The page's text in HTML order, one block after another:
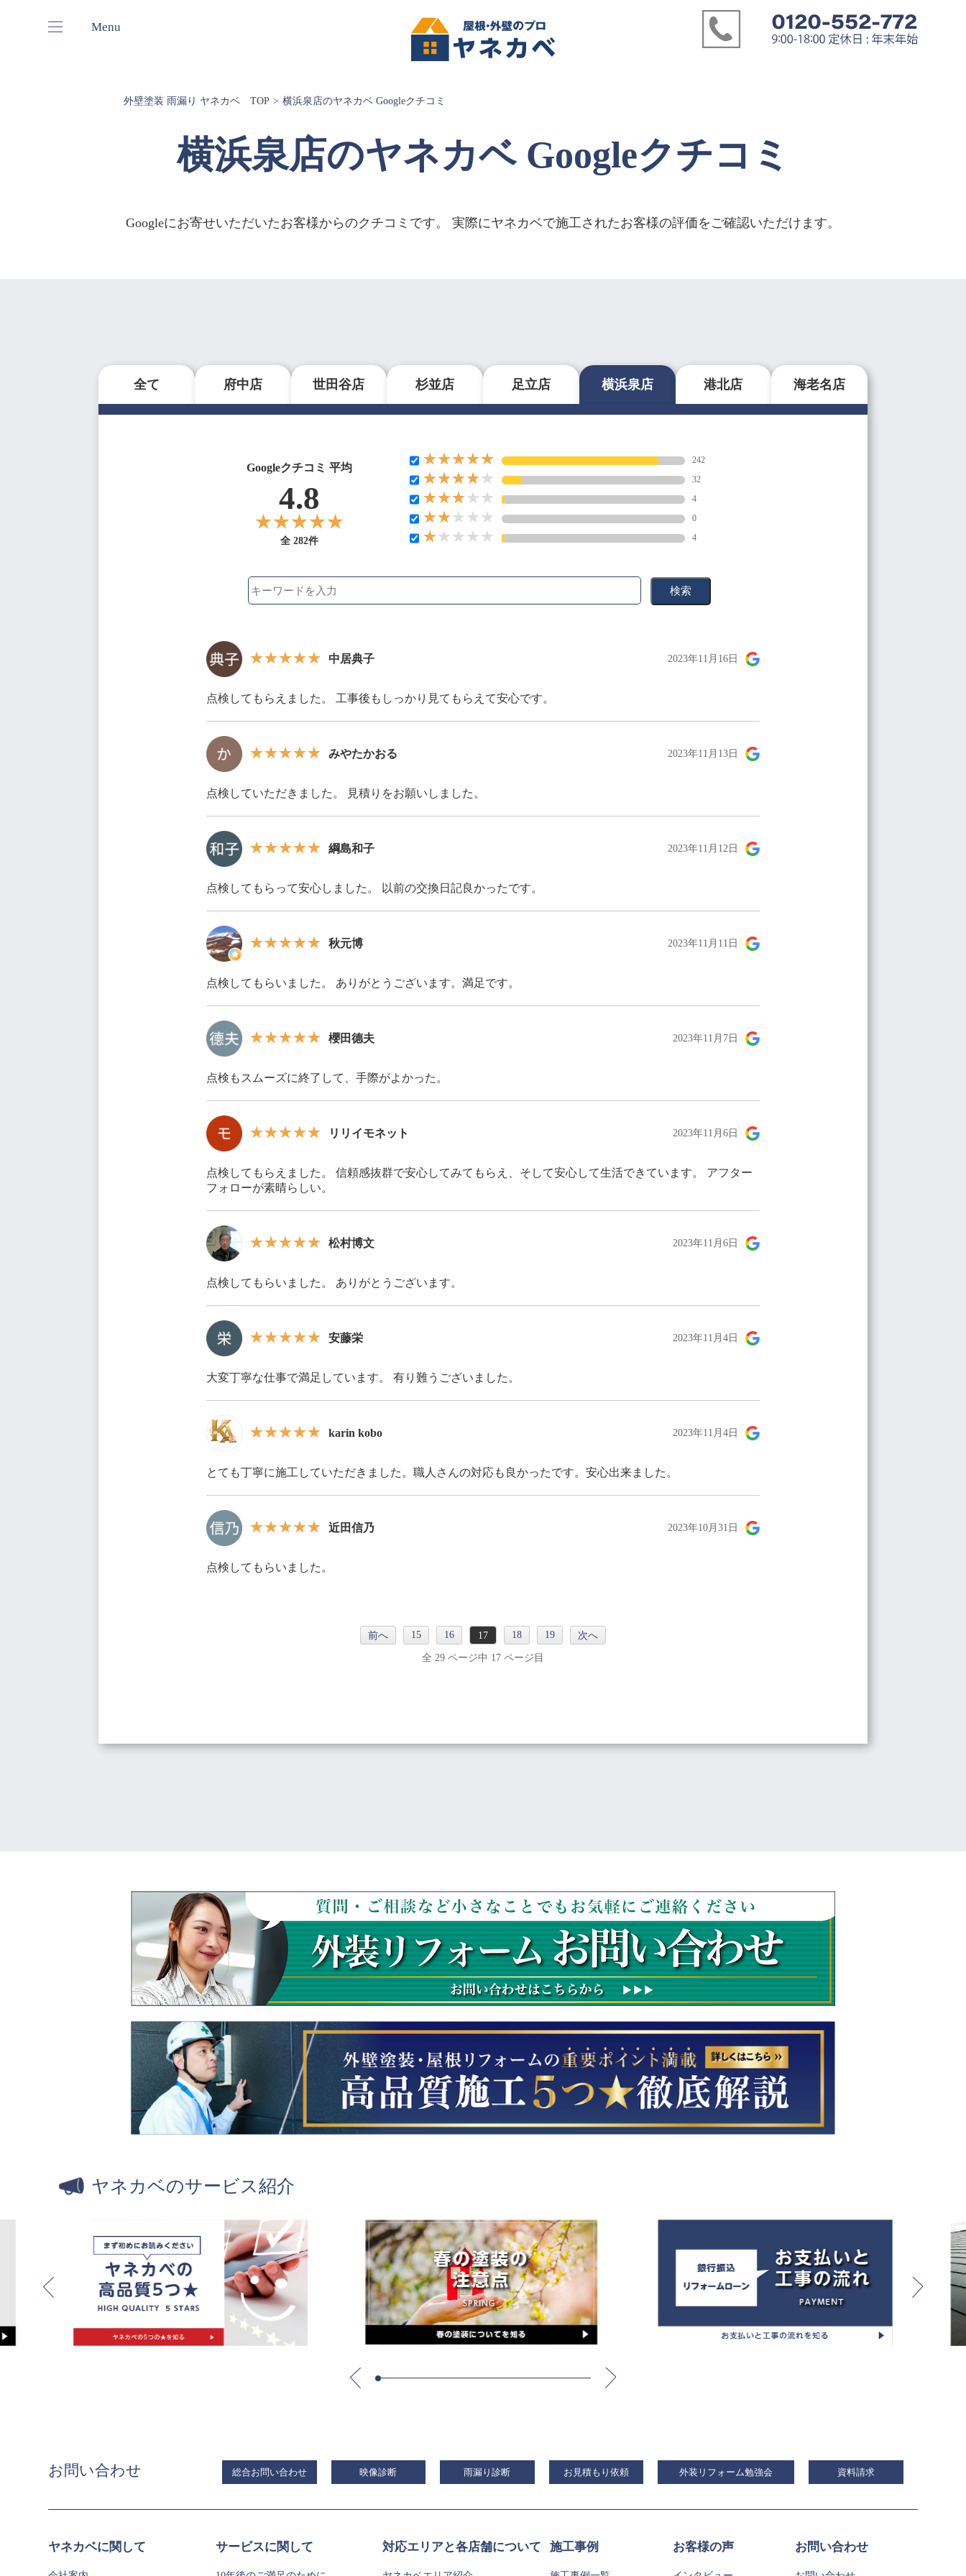
Menu
外壁塗装 雨漏り ヤネカベ TOP 横浜泉店のヤネカベ Googleクチコミ
横浜泉店のヤネカベ Googleクチコミ
Googleにお寄せいただいたお客様からのクチコミです。 実際にヤネカベで施工されたお客様の評価をご確認いただけます。
全て 府中店 世田谷店 杉並店 足立店 横浜泉店 港北店 海老名店
Googleクチコミ 平均
4.8
全 282件
242
32
4
0
4
検索
中居典子 2023年11月16日
点検してもらえました。 工事後もしっかり見てもらえて安心です。
みやたかおる 2023年11月13日
点検していただきました。 見積りをお願いしました。
綱島和子 2023年11月12日
点検してもらって安心しました。 以前の交換日記良かったです。
秋元博 2023年11月11日
点検してもらいました。 ありがとうございます。満足です。
櫻田德夫 2023年11月7日
点検もスムーズに終了して、手際がよかった。
リリイモネット 2023年11月6日
点検してもらえました。 信頼感抜群で安心してみてもらえ、そして安心して生活できています。 アフター
フォローが素晴らしい。
松村博文 2023年11月6日
点検してもらいました。 ありがとうございます。
安藤栄 2023年11月4日
大変丁寧な仕事で満足しています。 有り難うございました。
karin kobo 2023年11月4日
とても丁寧に施工していただきました。職人さんの対応も良かったです。安心出来ました。
近田信乃 2023年10月31日
点検してもらいました。
前へ 15 16 17 18 19 次へ
全 29 ページ中 17 ページ目
ヤネカベのサービス紹介
お問い合わせ 総合お問い合わせ 映像診断 雨漏り診断 お見積もり依頼 外装リフォーム勉強会 資料請求
ヤネカベに関して サービスに関して 対応エリアと各店舗について 施工事例 お客様の声 お問い合わせ